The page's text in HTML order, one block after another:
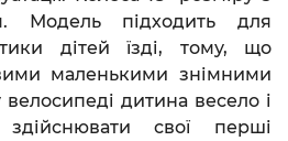
Модель підходить для
дітей їзді, тому, що
маленькими знімними
дитина весело і
свої перші